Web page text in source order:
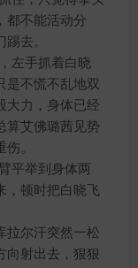
都不能活动分
去。
左手抓着白晓
是不慌不乱地双
大力，身体已经
算艾佛璐茜见势
。
平举到身体两
，顿时把白晓飞
尔汗突然一松
向射出去，狠狠